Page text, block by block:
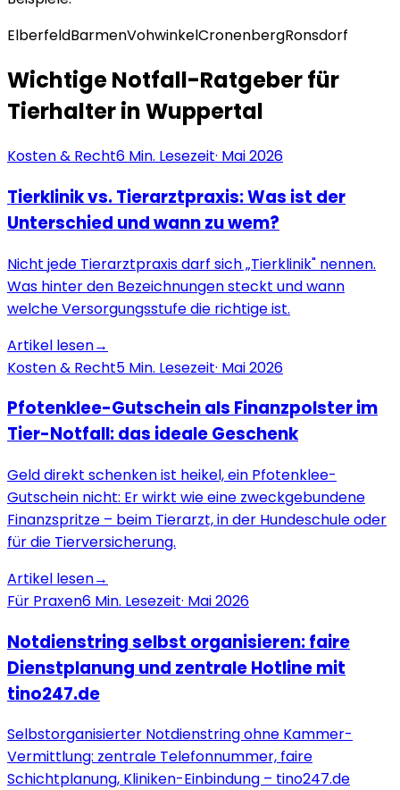
ElberfeldBarmenVohwinkelCronenbergRonsdorf
Wichtige Notfall-Ratgeber für
Tierhalter inWuppertal
Kosten & Recht6 Min. Lesezeit· Mai 2026
Tierklinik vs. Tierarztpraxis: Was ist der
Unterschied und wann zu wem?
Nicht jede Tierarztpraxis darf sich „Tierklinik" nennen.
Was hinter den Bezeichnungen steckt und wann
welche Versorgungsstufe die richtige ist.
Artikel lesen→
Kosten & Recht5 Min. Lesezeit· Mai 2026
Pfotenklee-Gutschein als Finanzpolster im
Tier-Notfall: das ideale Geschenk
Geld direkt schenken ist heikel, ein Pfotenklee-
Gutschein nicht: Er wirkt wie eine zweckgebundene
Finanzspritze – beim Tierarzt, in der Hundeschule oder
für die Tierversicherung.
Artikel lesen→
Für Praxen6 Min. Lesezeit· Mai 2026
Notdienstring selbst organisieren: faire
Dienstplanung und zentrale Hotline mit
tino247.de
Selbstorganisierter Notdienstring ohne Kammer-
Vermittlung: zentrale Telefonnummer, faire
Schichtplanung, Kliniken-Einbindung – tino247.de